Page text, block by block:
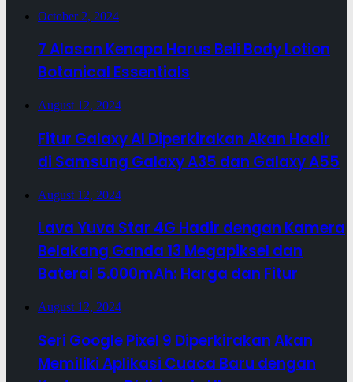
October 2, 2024
7 Alasan Kenapa Harus Beli Body Lotion
Botanical Essentials
August 12, 2024
Fitur Galaxy AI Diperkirakan Akan Hadir
di Samsung Galaxy A35 dan Galaxy A55
August 12, 2024
Lava Yuva Star 4G Hadir dengan Kamera
Belakang Ganda 13 Megapiksel dan
Baterai 5.000mAh: Harga dan Fitur
August 12, 2024
Seri Google Pixel 9 Diperkirakan Akan
Memiliki Aplikasi Cuaca Baru dengan